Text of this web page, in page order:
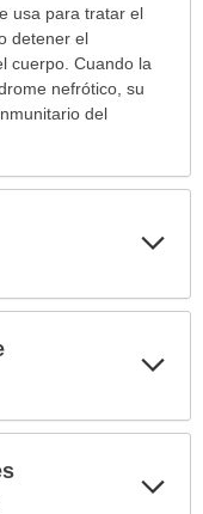
usa para tratar el
detener el
cuerpo. Cuando la
nefrótico, su
del